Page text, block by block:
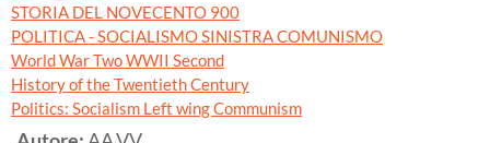
STORIA DEL NOVECENTO 900
POLITICA - SOCIALISMO SINISTRA COMUNISMO
World War Two WWII Second
History of the Twentieth Century
Politics: Socialism Left wing Communism